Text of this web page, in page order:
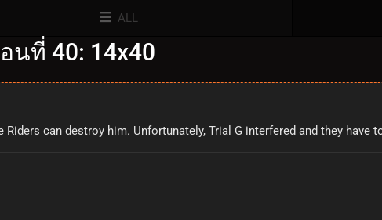
ALL
นที่ 40: 14x40
can destroy him. Unfortunately, Trial G interfered and they have